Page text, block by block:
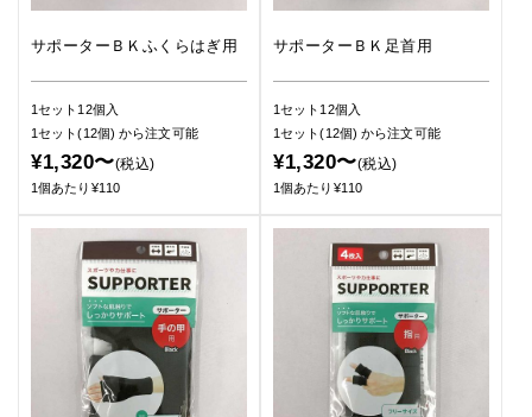
サポーターＢＫふくらはぎ用
1セット12個入
1セット(12個)から注文可能
¥1,320〜(税込)
1個あたり¥110
サポーターＢＫ足首用
1セット12個入
1セット(12個)から注文可能
¥1,320〜(税込)
1個あたり¥110